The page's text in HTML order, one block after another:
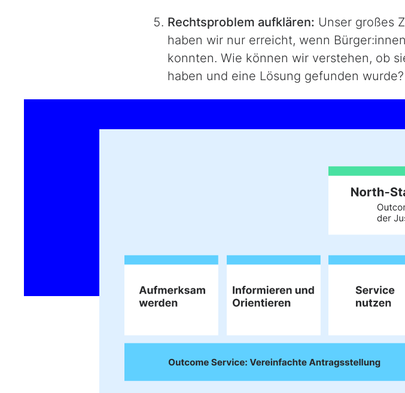
Rechtsproblem aufklären: Unser großes
haben wir nur erreicht, wenn
konnten. Wie können wir verstehen, ob
haben und eine Lösung gefunden wurde?